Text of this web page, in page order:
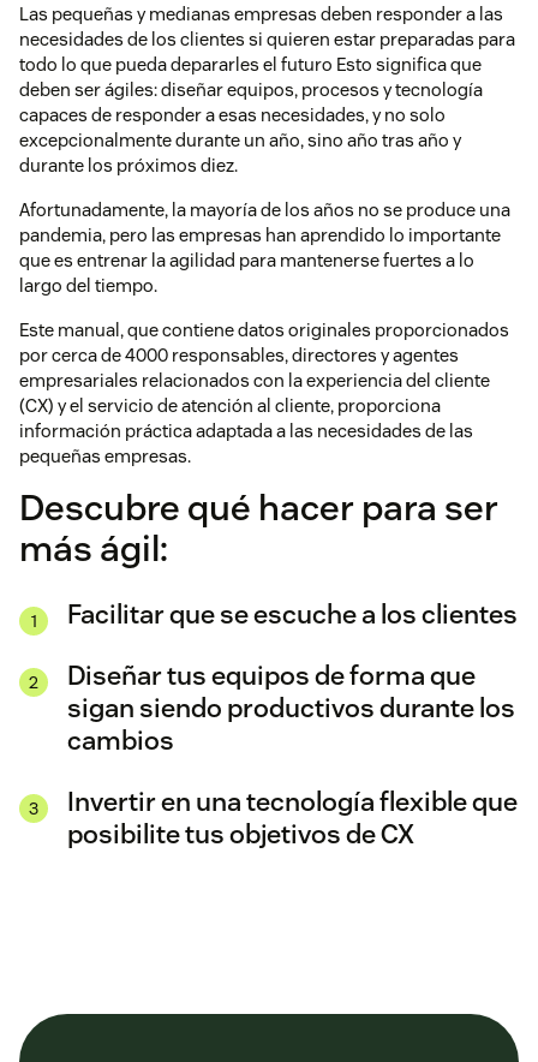
Las pequeñas y medianas empresas deben responder a las
necesidades de los clientes si quieren estar preparadas para
todo lo que pueda depararles el futuro Esto significa que
deben ser ágiles: diseñar equipos, procesos y tecnología
capaces de responder a esas necesidades, y no solo
excepcionalmente durante un año, sino año tras año y
durante los próximos diez.
Afortunadamente, la mayoría de los años no se produce una
pandemia, pero las empresas han aprendido lo importante
que es entrenar la agilidad para mantenerse fuertes a lo
largo del tiempo.
Este manual, que contiene datos originales proporcionados
por cerca de 4000 responsables, directores y agentes
empresariales relacionados con la experiencia del cliente
(CX) y el servicio de atención al cliente, proporciona
información práctica adaptada a las necesidades de las
pequeñas empresas.
Descubre qué hacer para ser
más ágil:
Facilitar que se escuche a los clientes
Diseñar tus equipos de forma que
sigan siendo productivos durante los
cambios
Invertir en una tecnología flexible que
posibilite tus objetivos de CX